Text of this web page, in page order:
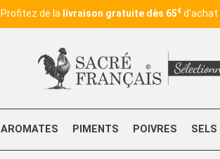
Profitez de la livraison gratuite dès 65€
AROMATES PIMENTS POIVRES SELS